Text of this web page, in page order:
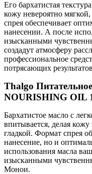
Его бархатистая
кожу невероятно
спрея обеспечивает
нанесении. А после
изысканными
создадут атмосферу
профессиональное
потрясающих
Thalgo
NOURISHING OIL
Бархатистое масло с
впитывается, делая
гладкой. Формат спрея
нанесение, но и
использования масла
изысканными
Монои.